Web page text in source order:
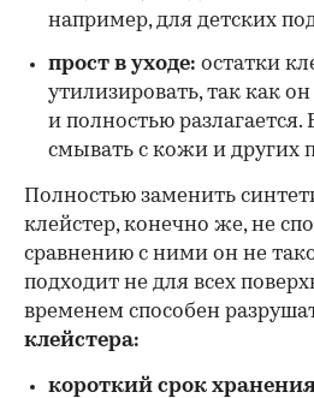
например, для детских
прост в уходе: остатки
утилизировать, так как
и полностью разлагается.
смывать с кожи и других
Полностью заменить
клейстер, конечно же, не
сравнению с ними он не
подходит не для всех
временем способен
клейстера:
короткий срок